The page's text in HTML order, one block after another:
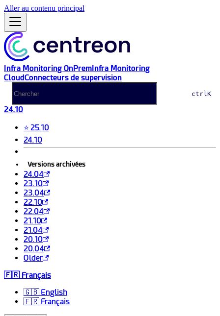
Aller au contenu principal
Infra Monitoring OnPremInfra Monitoring
CloudConnecteurs de supervision
ctrl K
24.10
⭐ 25.10
24.10
Versions archivées
24.04
23.10
23.04
22.10
22.04
21.10
21.04
20.10
20.04
Older
🇫🇷 Français
🇬🇧 English
🇫🇷 Français